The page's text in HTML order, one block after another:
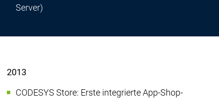
Server)
2013
CODESYS Store: Erste integrierte App-Shop-